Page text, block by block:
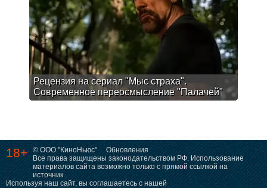
Рецензия на сериал "Мыс страха".
Современное переосмысление "Палачей"
18+ © ООО "КиноНьюс"
Обновления
Все права защищены законодательством РФ. Использование
материалов сайта возможно только с прямой ссылкой на
источник.
Используя наш сайт, вы соглашаетесь с нашей